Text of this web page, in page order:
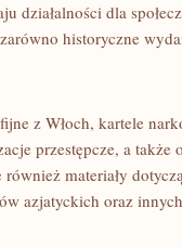
działalności dla
historyczne
z Włoch, kartele
przestępcze, a także
materiały
azjatyckich oraz